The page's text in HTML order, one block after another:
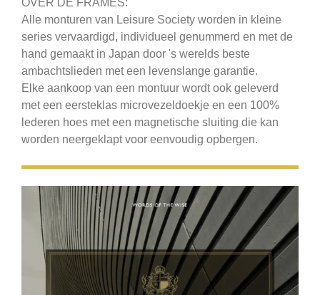
OVER DE FRAMES:
Alle monturen van Leisure Society worden in kleine
series vervaardigd, individueel genummerd en met de
hand gemaakt in Japan door 's werelds beste
ambachtslieden met een levenslange garantie.
Elke aankoop van een montuur wordt ook geleverd
met een eersteklas microvezeldoekje en een 100%
lederen hoes met een magnetische sluiting die kan
worden neergeklapt voor eenvoudig opbergen.